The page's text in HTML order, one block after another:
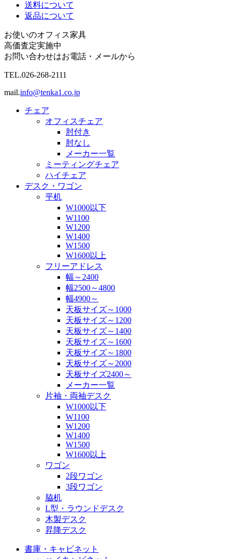
送料について
返品について
お使いのオフィス家具
高価査定実施中
お問い合わせはお電話・メールから
TEL.026-268-2111
mail.info@tenka1.co.jp
チェア
オフィスチェア
肘付き
肘なし
メーカー一覧
ミーティングチェア
ハイチェア
デスク・ワゴン
平机
W1000以下
W1100
W1200
W1400
W1500
W1600以上
フリーアドレス
幅～2400
幅2500～4800
幅4900～
天板サイズ～1000
天板サイズ～1200
天板サイズ～1400
天板サイズ～1600
天板サイズ～1800
天板サイズ～2000
天板サイズ2400～
メーカー一覧
片袖・両袖デスク
W1000以下
W1100
W1200
W1400
W1500
W1600以上
ワゴン
2段ワゴン
3段ワゴン
脇机
L型・ラウンドデスク
木製デスク
昇降デスク
書庫・キャビネット